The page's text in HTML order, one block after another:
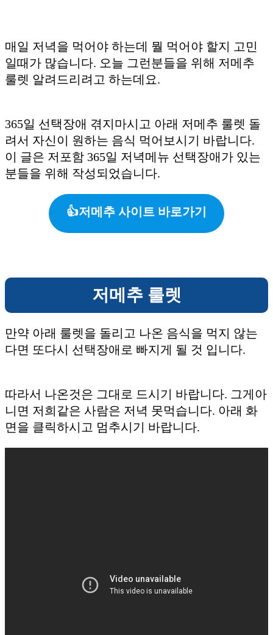
매일 저녁을 먹어야 하는데 뭘 먹어야 할지 고민
일때가 많습니다. 오늘 그런분들을 위해 저메추
룰렛 알려드리려고 하는데요.
365일 선택장애 겪지마시고 아래 저메추 룰렛 돌
려서 자신이 원하는 음식 먹어보시기 바랍니다.
이 글은 저포함 365일 저녁메뉴 선택장애가 있는
분들을 위해 작성되었습니다.
👍저메추 사이트 바로가기
저메추 룰렛
만약 아래 룰렛을 돌리고 나온 음식을 먹지 않는
다면 또다시 선택장애로 빠지게 될 것 입니다.
따라서 나온것은 그대로 드시기 바랍니다. 그게아
니면 저희같은 사람은 저녁 못먹습니다. 아래 화
면을 클릭하시고 멈추시기 바랍니다.